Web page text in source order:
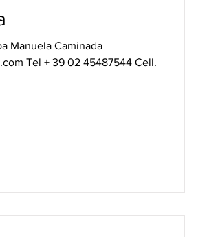
Manuela Caminada
Tel + 39 02 45487544 Cell.